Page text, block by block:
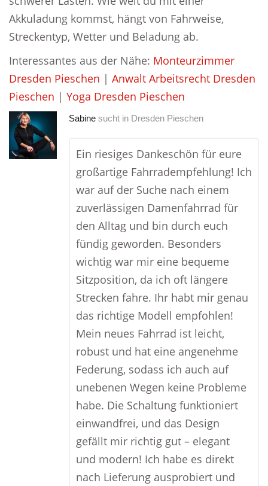
Akkuladung kommst, hängt von Fahrweise,
Streckentyp, Wetter und Beladung ab.
Interessantes aus der Nähe: Monteurzimmer
Dresden Pieschen | Anwalt Arbeitsrecht Dresden
Pieschen | Yoga Dresden Pieschen
Sabine sucht in Dresden Pieschen
Ein riesiges Dankeschön für eure
großartige Fahrradempfehlung! Ich
war auf der Suche nach einem
zuverlässigen Damenfahrrad für
den Alltag und bin durch euch
fündig geworden. Besonders
wichtig war mir eine bequeme
Sitzposition, da ich oft längere
Strecken fahre. Ihr habt mir genau
das richtige Modell empfohlen!
Mein neues Fahrrad ist leicht,
robust und hat eine angenehme
Federung, sodass ich auch auf
unebenen Wegen keine Probleme
habe. Die Schaltung funktioniert
einwandfrei, und das Design
gefällt mir richtig gut – elegant
und modern! Ich habe es direkt
nach Lieferung ausprobiert und